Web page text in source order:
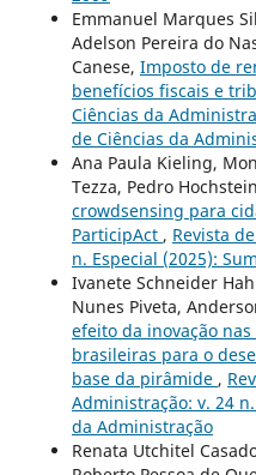
Emmanuel Marques
Adelson Pereira do
Canese, Imposto de
benefícios fiscais e
Ciências da
de Ciências da
Ana Paula Kieling,
Tezza, Pedro
crowdsensing para
ParticipAct , Revista
n. Especial (2025):
Ivanete Schneider
Nunes Piveta,
efeito da inovação
brasileiras para o
base da pirâmide ,
Administração: v. 24
da Administração
Renata Utchitel